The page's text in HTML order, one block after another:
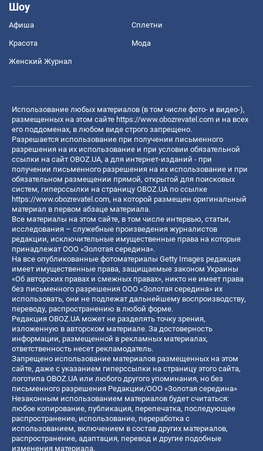
Шоу
Афиша Сплетни
Красота Мода
Женский Журнал
Использование любых материалов (в том числе фото- и видео-),
размещенных на этом сайте https://www.obozrevatel.com и на всех
его поддоменах, в любом виде строго запрещено.
Разрешается использование при получении письменного
разрешения на их использование и при условии обязательной
ссылки на сайт OBOZ.UA, а для интернет-изданий - при
получении письменного разрешения на их использование и при
обязательном размещении прямой, открытой для поисковых
систем, гиперссылки на страницу OBOZ.UA по ссылке
https://www.obozrevatel.com, на которой размещен оригинальный
материал в первом абзаце материала.
Все материалы на этом сайте, в том числе интервью, статьи,
исследования – служебные произведения журналистов
редакции, исключительные имущественные права на которые
принадлежат ООО «Золотая середина».
На все опубликованные фотоматериалы Getty Images редакция
имеет имущественные права, защищаемые законом Украины
«Об авторских правах и смежных правах», никто не имеет права
без письменного разрешения ООО «Золотая середина» их
использовать, они не подлежат дальнейшему воспроизводству,
переводу, распространению в любой форме.
Редакция OBOZ.UA может не разделять точку зрения,
изложенную в авторском материале. За достоверность
информации, размещенной в рекламных материалах,
ответственность несет рекламодатель.
Запрещено использование материалов размещенных на этом
сайте, даже с указанием гиперссылки на страницу этого сайта,
логотипа OBOZ.UA или любого другого упоминания, но без
письменного разрешения Редакции/ООО «Золотая середина»
Незаконным использованием материалов будет считаться:
любое копирование, публикация, перепечатка, последующее
распространение, использование, переработка с
использованием, включением в состав других материалов,
распространение, адаптация, перевод и другие подобные
изменения материала.